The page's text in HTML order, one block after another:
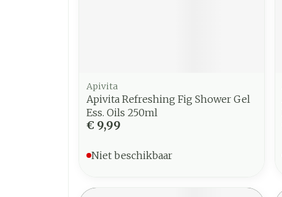
Apivita
Apivita Refreshing Fig Shower Gel
Ess. Oils 250ml
€ 9,99
Niet beschikbaar